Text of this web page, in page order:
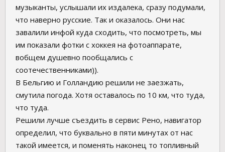
музыканты, услышали их издалека, сразу подумали,
что наверно русские. Так и оказалось. Они нас
завалили инфой куда сходить, что посмотреть, мы
им показали фотки с хоккея на фотоаппарате,
вобщем душевно пообщались с
соотечественниками)).
В Бельгию и Голландию решили не заезжать,
смутила погода. Хотя оставалось по 10 км, что туда,
что туда.
Решили лучше съездить в сервис Рено, навигатор
определил, что буквально в пяти минутах от нас
такой имеется, и поменять наконец то топливный